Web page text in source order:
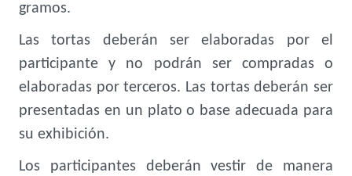
gramos.
Las tortas deberán ser elaboradas por el
participante y no podrán ser compradas o
elaboradas por terceros. Las tortas deberán ser
presentadas en un plato o base adecuada para
su exhibición.
Los participantes deberán vestir de manera